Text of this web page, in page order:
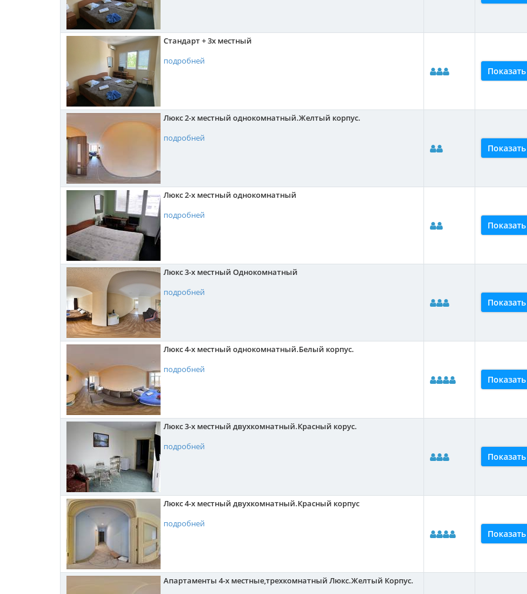
Стандарт + 3х местный
подробней
Люкс 2-х местный однокомнатный.Желтый корпус.
подробней
Люкс 2-х местный однокомнатный
подробней
Люкс 3-х местный Однокомнатный
подробней
Люкс 4-х местный однокомнатный.Белый корпус.
подробней
Люкс 3-х местный двухкомнатный.Красный корус.
подробней
Люкс 4-х местный двухкомнатный.Красный корпус
подробней
Апартаменты 4-х местные,трехкомнатный Люкс.Желтый Корпус.